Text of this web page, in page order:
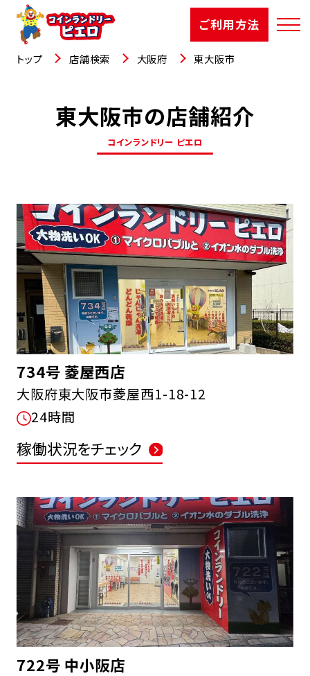
ご利用方法
店舗検索
ご利用方法
お知らせ
お役立コラム
よくあるご質問
トップ 店舗検索 大阪府 東大阪市
東大阪市の店舗紹介
コインランドリー ピエロ
734号 菱屋西店
大阪府東大阪市菱屋西1-18-12
24時間
稼働状況をチェック
722号 中小阪店